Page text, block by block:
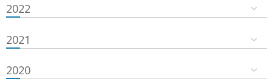
2022
2021
2020